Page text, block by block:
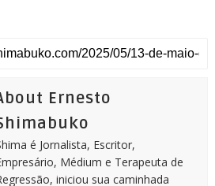
Ernesto
é Jornalista, Escritor,
Médium e Terapeuta de
iniciou sua caminhada